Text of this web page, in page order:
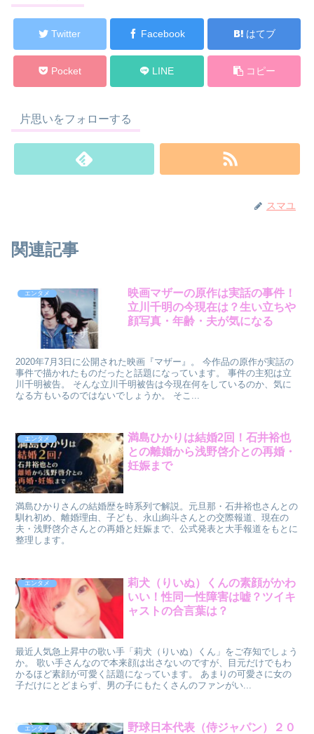
Twitter Facebook はてブ
Pocket LINE コピー
片思いをフォローする
スマユ
関連記事
エンタメ
映画マザーの原作は実話の事件！
立川千明の今現在は？生い立ちや
顔写真・年齢・夫が気になる
2020年7月3日に公開された映画『マザー』。 今作品の原作が実話の
事件で描かれたものだったと話題になっています。 事件の主犯は立
川千明被告。 そんな立川千明被告は今現在何をしているのか、気に
なる方もいるのではないでしょうか。 そこ...
エンタメ
満島ひかりは結婚2回！石井裕也
との離婚から浅野啓介との再婚・
妊娠まで
満島ひかりさんの結婚歴を時系列で解説。元旦那・石井裕也さんとの
馴れ初め、離婚理由、子ども、永山絢斗さんとの交際報道、現在の
夫・浅野啓介さんとの再婚と妊娠まで、公式発表と大手報道をもとに
整理します。
エンタメ
莉犬（りいぬ）くんの素顔がかわ
いい！性同一性障害は嘘？ツイキ
ャストの合言葉は？
最近人気急上昇中の歌い手「莉犬（りいぬ）くん」をご存知でしょう
か。 歌い手さんなので本来顔は出さないのですが、目元だけでもわ
かるほど素顔が可愛く話題になっています。 あまりの可愛さに女の
子だけにとどまらず、男の子にもたくさんのファンがい...
エンタメ
野球日本代表（侍ジャパン）２０